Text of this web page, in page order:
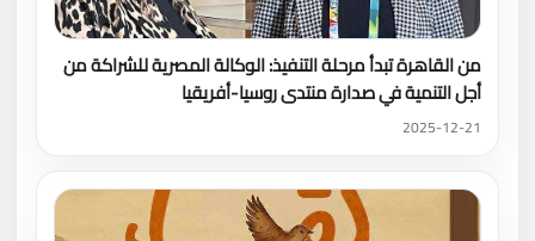
من القاهرة تبدأ مرحلة التنفيذ: الوكالة المصرية للشراكة من
أجل التنمية في صدارة منتدى روسيا-أفريقيا
2025-12-21